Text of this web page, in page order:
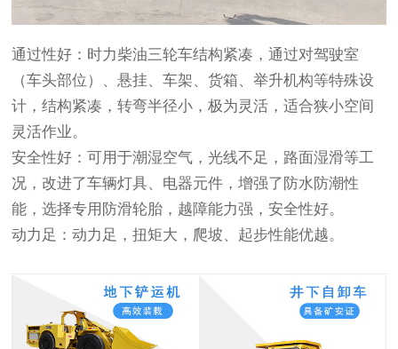
通过性好：时力柴油三轮车结构紧凑，通过对驾驶室
（车头部位）、悬挂、车架、货箱、举升机构等特殊设
计，结构紧凑，转弯半径小，极为灵活，适合狭小空间
灵活作业。
安全性好：可用于潮湿空气，光线不足，路面湿滑等工
况，改进了车辆灯具、电器元件，增强了防水防潮性
能，选择专用防滑轮胎，越障能力强，安全性好。
动力足：动力足，扭矩大，爬坡、起步性能优越。